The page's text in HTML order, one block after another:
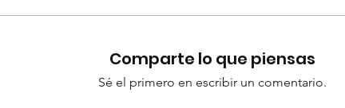
Comparte lo que piensas
Sé el primero en escribir un comentario.